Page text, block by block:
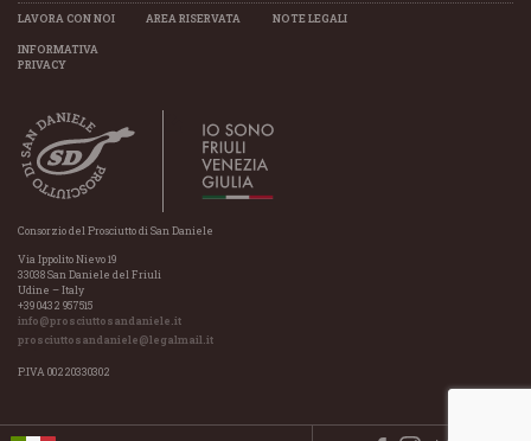
LAVORA CON NOI AREA RISERVATA NOTE LEGALI
INFORMATIVA
PRIVACY
Consorzio del Prosciutto di San Daniele
Via Ippolito Nievo 19
33038 San Daniele del Friuli
Udine – Italy
+39 0432 957515
info@prosciuttosandaniele.it
prosciuttosandaniele@legalmail.it
P.IVA 00220330302